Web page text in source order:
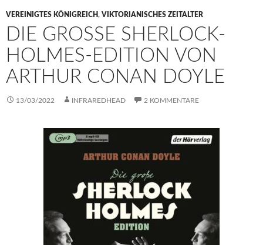
VEREINIGTES KÖNIGREICH, VIKTORIANISCHES ZEITALTER
DIE GROSSE SHERLOCK-H
OLMES-EDITION VON A
RTHUR CONAN DOYLE
13/03/2022 INFRAREDHEAD 2 KOMMENTARE